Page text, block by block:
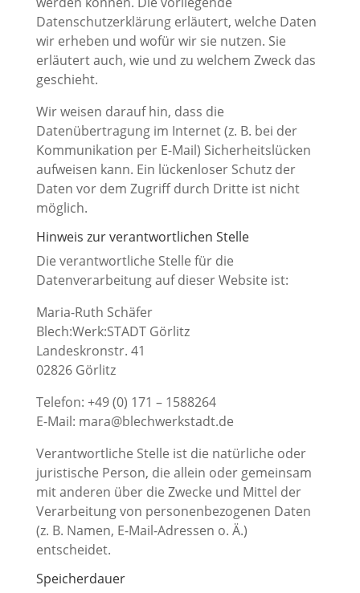
Datenschutzerklärung erläutert, welche Daten
wir erheben und wofür wir sie nutzen. Sie
erläutert auch, wie und zu welchem Zweck das
geschieht.
Wir weisen darauf hin, dass die
Datenübertragung im Internet (z. B. bei der
Kommunikation per E-Mail) Sicherheitslücken
aufweisen kann. Ein lückenloser Schutz der
Daten vor dem Zugriff durch Dritte ist nicht
möglich.
Hinweis zur verantwortlichen Stelle
Die verantwortliche Stelle für die
Datenverarbeitung auf dieser Website ist:
Maria-Ruth Schäfer
Blech:Werk:STADT Görlitz
Landeskronstr. 41
02826 Görlitz
Telefon: +49 (0) 171 – 1588264
E-Mail: mara@blechwerkstadt.de
Verantwortliche Stelle ist die natürliche oder
juristische Person, die allein oder gemeinsam
mit anderen über die Zwecke und Mittel der
Verarbeitung von personenbezogenen Daten
(z. B. Namen, E-Mail-Adressen o. Ä.)
entscheidet.
Speicherdauer